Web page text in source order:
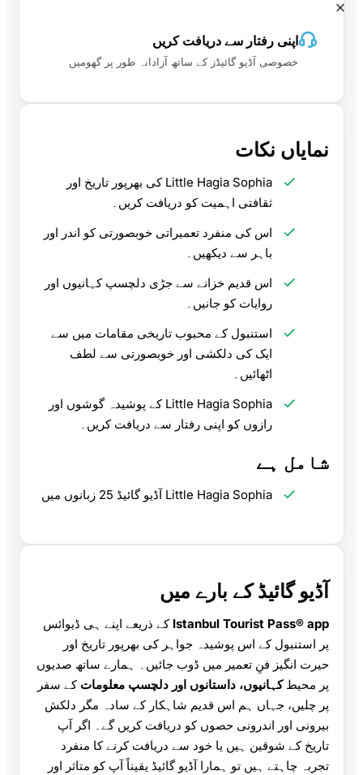
اپنی رفتار سے دریافت کریں
خصوصی آڈیو گائیڈز کے ساتھ آزادانہ طور پر گھومیں
نمایاں نکات
Little Hagia Sophia کی بھرپور تاریخ اور
ثقافتی اہمیت کو دریافت کریں۔
اس کی منفرد تعمیراتی خوبصورتی کو اندر اور
باہر سے دیکھیں۔
اس قدیم خزانے سے جڑی دلچسپ کہانیوں اور
روایات کو جانیں۔
استنبول کے محبوب تاریخی مقامات میں سے
ایک کی دلکشی اور خوبصورتی سے لطف
اٹھائیں۔
Little Hagia Sophia کے پوشیدہ گوشوں اور
رازوں کو اپنی رفتار سے دریافت کریں۔
شامل ہے
Little Hagia Sophia آڈیو گائیڈ 25 زبانوں میں
آڈیو گائیڈ کے بارے میں
Istanbul Tourist Pass® app کے ذریعے اپنے ہی ڈیوائس
پر استنبول کے اس پوشیدہ جواہر کی بھرپور تاریخ اور
حیرت انگیز فنِ تعمیر میں ڈوب جائیں۔ ہمارے ساتھ صدیوں
پر محیطکہانیوں، داستانوں اور دلچسپ معلومات کے سفر
پر چلیں، جہاں ہم اس قدیم شاہکار کے سادہ مگر دلکش
بیرونی اور اندرونی حصوں کو دریافت کریں گے۔ اگر آپ
تاریخ کے شوقین ہیں یا خود سے دریافت کرنے کا منفرد
تجربہ چاہتے ہیں تو ہمارا آڈیو گائیڈ یقیناً آپ کو متاثر اور